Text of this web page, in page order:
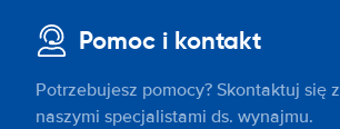
Pomoc i kontakt
Potrzebujesz pomocy? Skontaktuj się z
naszymi specjalistami ds. wynajmu.